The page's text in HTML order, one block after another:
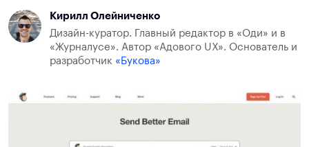
Кирилл Олейниченко
Дизайн-куратор. Главный редактор в «Оди» и в
«Журналусе». Автор «Адового UX». Основатель и
разработчик «Букова»